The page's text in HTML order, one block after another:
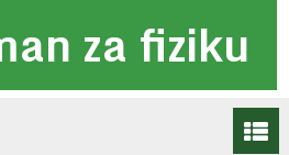
za fiziku